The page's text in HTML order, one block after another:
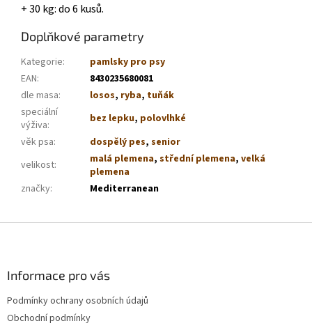
+ 30 kg: do 6 kusů.
Doplňkové parametry
Kategorie:
pamlsky pro psy
EAN:
8430235680081
dle masa: losos, ryba, tuňák
speciální
výživa: bez lepku, polovlhké
věk psa: dospělý pes, senior
velikost: malá plemena, střední plemena, velká
plemena
značky: Mediterranean
Informace pro vás
Podmínky ochrany osobních údajů
Obchodní podmínky